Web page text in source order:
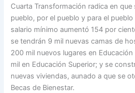
Cuarta Transformación radica en
pueblo, por el pueblo y para el
salario mínimo aumentó 154 por
se tendrán 9 mil nuevas camas de
200 mil nuevos lugares en
mil en Educación Superior; y se
nuevas viviendas, aunado a que se
Becas de Bienestar.